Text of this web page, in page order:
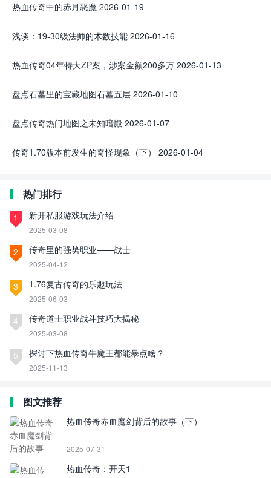
热血传奇中的赤月恶魔 2026-01-19
浅谈：19-30级法师的术数技能 2026-01-16
热血传奇04年特大ZP案，涉案金额200多万 2026-01-13
盘点石墓里的宝藏地图石墓五层 2026-01-10
盘点传奇热门地图之未知暗殿 2026-01-07
传奇1.70版本前发生的奇怪现象（下） 2026-01-04
热门排行
1 新开私服游戏玩法介绍
2025-03-08
2 传奇里的强势职业——战士
2025-04-12
3 1.76复古传奇的乐趣玩法
2025-06-03
4 传奇道士职业战斗技巧大揭秘
2025-03-08
5 探讨下热血传奇牛魔王都能暴点啥？
2025-11-13
图文推荐
热血传奇赤血魔剑背后的故事（下）
2025-07-31
热血传奇：开天1